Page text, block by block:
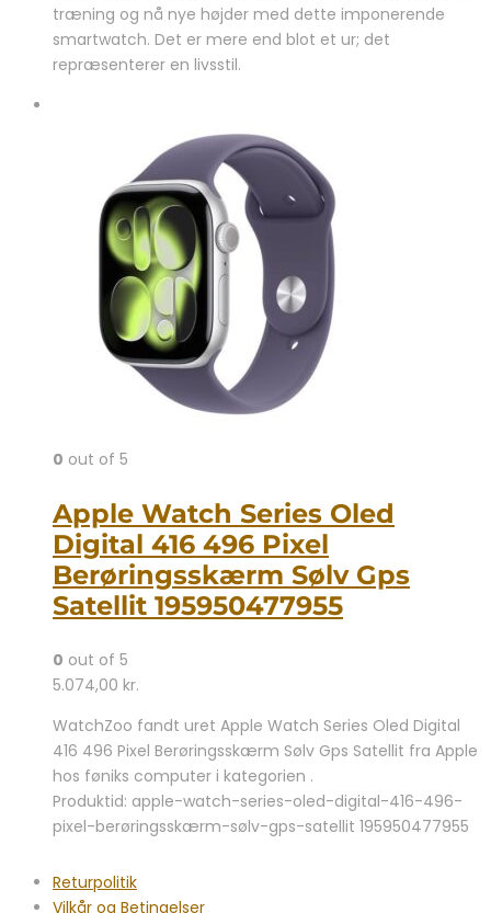
træning og nå nye højder med dette imponerende
smartwatch. Det er mere end blot et ur; det
repræsenterer en livsstil.
0 out of 5
Apple Watch Series Oled
Digital 416 496 Pixel
Berøringsskærm Sølv Gps
Satellit 195950477955
0 out of 5
5.074,00 kr.
WatchZoo fandt uret Apple Watch Series Oled Digital
416 496 Pixel Berøringsskærm Sølv Gps Satellit fra Apple
hos føniks computer i kategorien .
Produktid: apple-watch-series-oled-digital-416-496-
pixel-berøringsskærm-sølv-gps-satellit 195950477955
Returpolitik
Vilkår og Betingelser